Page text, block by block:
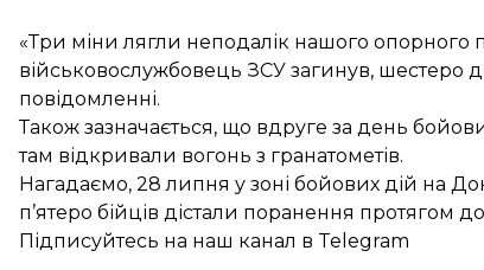
«Три міни лягли неподалік нашого опорного
військовослужбовець ЗСУ загинув, шестеро
повідомленні.
Також зазначається, що вдруге за день
там відкривали вогонь з гранатометів.
Нагадаємо, 28 липня у зоні бойових дій на
п’ятеро бійців дістали поранення протягом
Підписуйтесь на наш канал в Telegram